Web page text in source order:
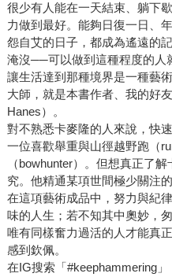
很少有人能在一天結束、躺下
力做到最好。能夠日復一日、
怨自艾的日子，都成為遙遠的
淹沒──可以做到這種程度的人
讓生活達到那種境界是一種藝
大師，就是本書作者、我的好
Hanes）。
對不熟悉卡麥隆的人來說，快
一位喜歡舉重與山徑越野跑（
（bowhunter）。但想真正了
究。他精通某項世間極少關注
在這項藝術成品中，努力與紀
味的人生；若不知其中奧妙，
唯有同樣奮力過活的人才能真
感到欽佩。
在IG搜索「#keephammering